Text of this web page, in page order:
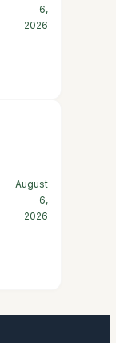
6,
2026
August
6,
2026